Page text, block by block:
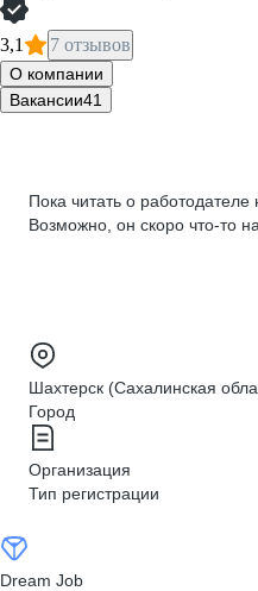
3,1 7 отзывов
О компании
Вакансии41
Пока читать о работодателе
Возможно, он скоро что‑то
Шахтерск (Сахалинская
Город
Организация
Тип регистрации
Dream Job